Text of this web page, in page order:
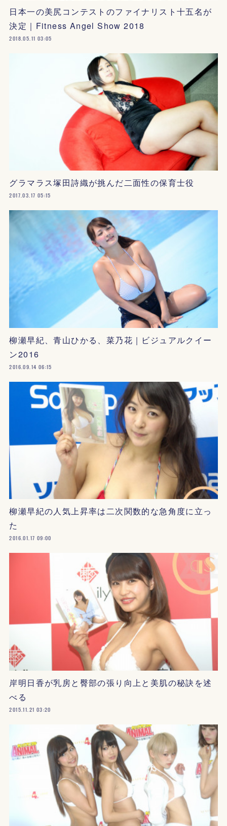
日本一の美尻コンテストのファイナリスト十五名が
決定｜Fitness Angel Show 2018
2018.05.11 03:05
グラマラス塚田詩織が挑んだ二面性の保育士役
2017.03.17 05:15
柳瀬早紀、青山ひかる、菜乃花｜ビジュアルクイー
ン2016
2016.09.14 06:15
柳瀬早紀の人気上昇率は二次関数的な急角度に立っ
た
2016.01.17 09:00
岸明日香が乳房と臀部の張り向上と美肌の秘訣を述
べる
2015.11.21 03:20